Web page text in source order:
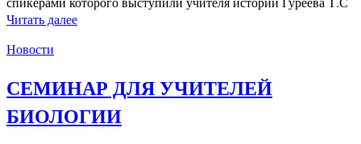
Читать далее
Новости
СЕМИНАР ДЛЯ УЧИТЕЛЕЙ
БИОЛОГИИ